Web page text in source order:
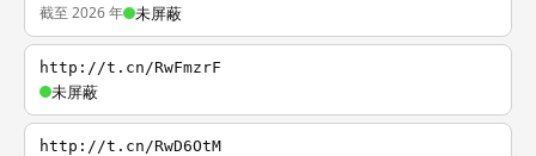
截至 2026 年 未屏蔽
http://t.cn/RwFmzrF
未屏蔽
http://t.cn/RwD6OtM